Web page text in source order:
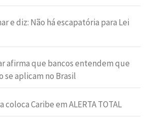
e diz: Não há escapatória para Lei
afirma que bancos entendem que
se aplicam no Brasil
Caribe em ALERTA TOTAL